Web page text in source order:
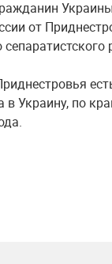
от
в Украину, по